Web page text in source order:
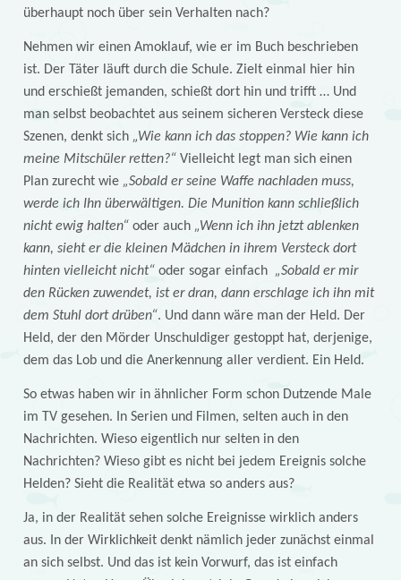
überhaupt noch über sein Verhalten nach?
Nehmen wir einen Amoklauf, wie er im Buch beschrieben
ist. Der Täter läuft durch die Schule. Zielt einmal hier hin
und erschießt jemanden, schießt dort hin und trifft … Und
man selbst beobachtet aus seinem sicheren Versteck diese
Szenen, denkt sich „Wie kann ich das stoppen? Wie kann ich
meine Mitschüler retten?“ Vielleicht legt man sich einen
Plan zurecht wie „Sobald er seine Waffe nachladen muss,
werde ich Ihn überwältigen. Die Munition kann schließlich
nicht ewig halten“ oder auch „Wenn ich ihn jetzt ablenken
kann, sieht er die kleinen Mädchen in ihrem Versteck dort
hinten vielleicht nicht“ oder sogar einfach „Sobald er mir
den Rücken zuwendet, ist er dran, dann erschlage ich ihn mit
dem Stuhl dort drüben“. Und dann wäre man der Held. Der
Held, der den Mörder Unschuldiger gestoppt hat, derjenige,
dem das Lob und die Anerkennung aller verdient. Ein Held.
So etwas haben wir in ähnlicher Form schon Dutzende Male
im TV gesehen. In Serien und Filmen, selten auch in den
Nachrichten. Wieso eigentlich nur selten in den
Nachrichten? Wieso gibt es nicht bei jedem Ereignis solche
Helden? Sieht die Realität etwa so anders aus?
Ja, in der Realität sehen solche Ereignisse wirklich anders
aus. In der Wirklichkeit denkt nämlich jeder zunächst einmal
an sich selbst. Und das ist kein Vorwurf, das ist einfach